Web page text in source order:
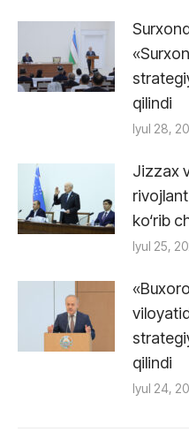
qilindi
Iyul 28,
Jizzax
ko‘rib
Iyul 25,
qilindi
Iyul 24,